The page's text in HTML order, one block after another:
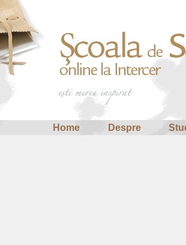
Despre
Home